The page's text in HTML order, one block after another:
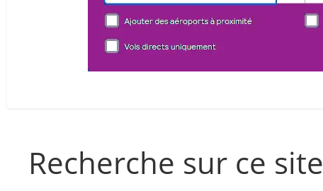
Recherche sur ce site